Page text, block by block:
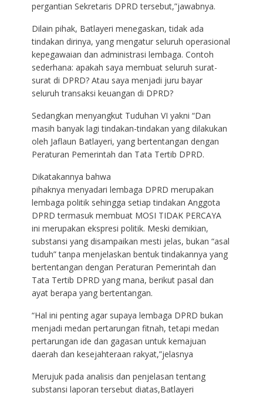
pergantian Sekretaris DPRD tersebut,”jawabnya.
Dilain pihak, Batlayeri menegaskan, tidak ada
tindakan dirinya, yang mengatur seluruh operasional
kepegawaian dan administrasi lembaga. Contoh
sederhana: apakah saya membuat seluruh surat-
surat di DPRD? Atau saya menjadi juru bayar
seluruh transaksi keuangan di DPRD?
Sedangkan menyangkut Tuduhan VI yakni “Dan
masih banyak lagi tindakan-tindakan yang dilakukan
oleh Jaflaun Batlayeri, yang bertentangan dengan
Peraturan Pemerintah dan Tata Tertib DPRD.
Dikatakannya bahwa
pihaknya menyadari lembaga DPRD merupakan
lembaga politik sehingga setiap tindakan Anggota
DPRD termasuk membuat MOSI TIDAK PERCAYA
ini merupakan ekspresi politik. Meski demikian,
substansi yang disampaikan mesti jelas, bukan “asal
tuduh” tanpa menjelaskan bentuk tindakannya yang
bertentangan dengan Peraturan Pemerintah dan
Tata Tertib DPRD yang mana, berikut pasal dan
ayat berapa yang bertentangan.
“Hal ini penting agar supaya lembaga DPRD bukan
menjadi medan pertarungan fitnah, tetapi medan
pertarungan ide dan gagasan untuk kemajuan
daerah dan kesejahteraan rakyat,”jelasnya
Merujuk pada analisis dan penjelasan tentang
substansi laporan tersebut diatas,Batlayeri